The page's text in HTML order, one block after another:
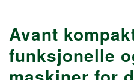
Avant
funksjonelle